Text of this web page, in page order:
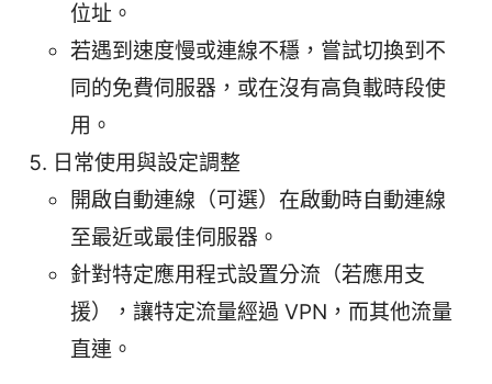
位址。
若遇到速度慢或連線不穩，嘗試切換到不
同的免費伺服器，或在沒有高負載時段使
用。
日常使用與設定調整
開啟自動連線（可選）在啟動時自動連線
至最近或最佳伺服器。
針對特定應用程式設置分流（若應用支
援），讓特定流量經過 VPN，而其他流量
直連。